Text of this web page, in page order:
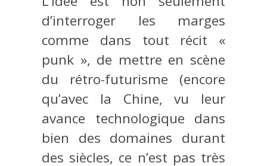
d’interroger les marges
comme dans tout récit «
punk », de mettre en scène
du rétro-futurisme (encore
qu’avec la Chine, vu leur
avance technologique dans
bien des domaines durant
des siècles, ce n’est pas très